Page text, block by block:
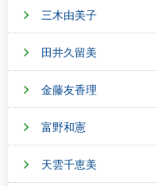
三木由美子
田井久留美
金藤友香理
富野和憲
天雲千恵美